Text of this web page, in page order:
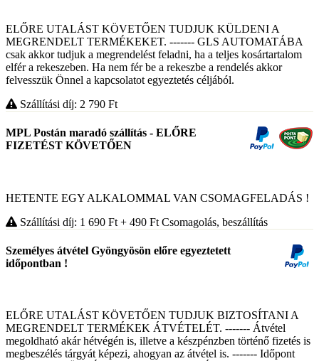
ELŐRE UTALÁST KÖVETŐEN TUDJUK KÜLDENI A
MEGRENDELT TERMÉKEKET. ------- GLS AUTOMATÁBA
csak akkor tudjuk a megrendelést feladni, ha a teljes kosártartalom
elfér a rekeszeben. Ha nem fér be a rekeszbe a rendelés akkor
felvesszük Önnel a kapcsolatot egyeztetés céljából.
Szállítási díj: 2 790 Ft
MPL Postán maradó szállítás - ELŐRE
FIZETÉST KÖVETŐEN
HETENTE EGY ALKALOMMAL VAN CSOMAGFELADÁS !
Szállítási díj: 1 690 Ft + 490 Ft Csomagolás, beszállítás
Személyes átvétel Gyöngyösön előre egyeztetett
időpontban !
ELŐRE UTALÁST KÖVETŐEN TUDJUK BIZTOSÍTANI A
MEGRENDELT TERMÉKEK ÁTVÉTELÉT. ------- Átvétel
megoldható akár hétvégén is, illetve a készpénzben történő fizetés is
megbeszélés tárgyát képezi, ahogyan az átvétel is. ------- Időpont